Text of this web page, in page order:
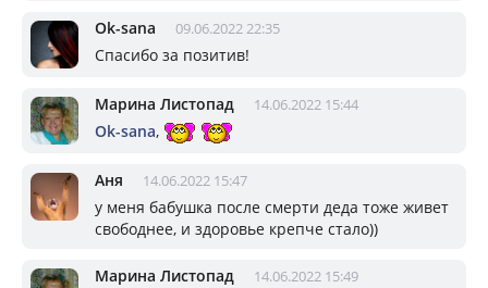
Ok-sana 09.06.2022 22:35
Спасибо за позитив!
Марина Листопад 14.06.2022 15:44
Ok-sana,
Аня 14.06.2022 15:47
у меня бабушка после смерти деда тоже живет
свободнее, и здоровье крепче стало))
Марина Листопад 14.06.2022 15:49